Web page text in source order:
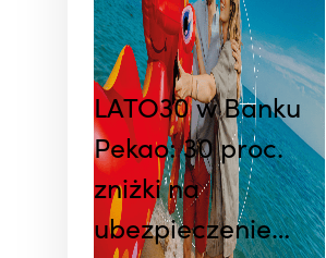
LATO30 w Banku
Pekao: 30 proc.
zniżki na
ubezpieczenie